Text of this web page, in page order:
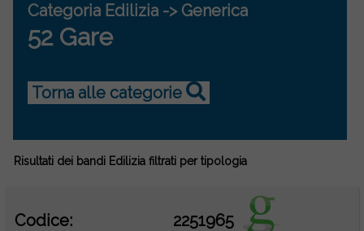
Categoria Edilizia -> Generica
52 Gare
Torna alle categorie
Risultati dei bandi Edilizia filtrati per tipologia
Codice: 2251965